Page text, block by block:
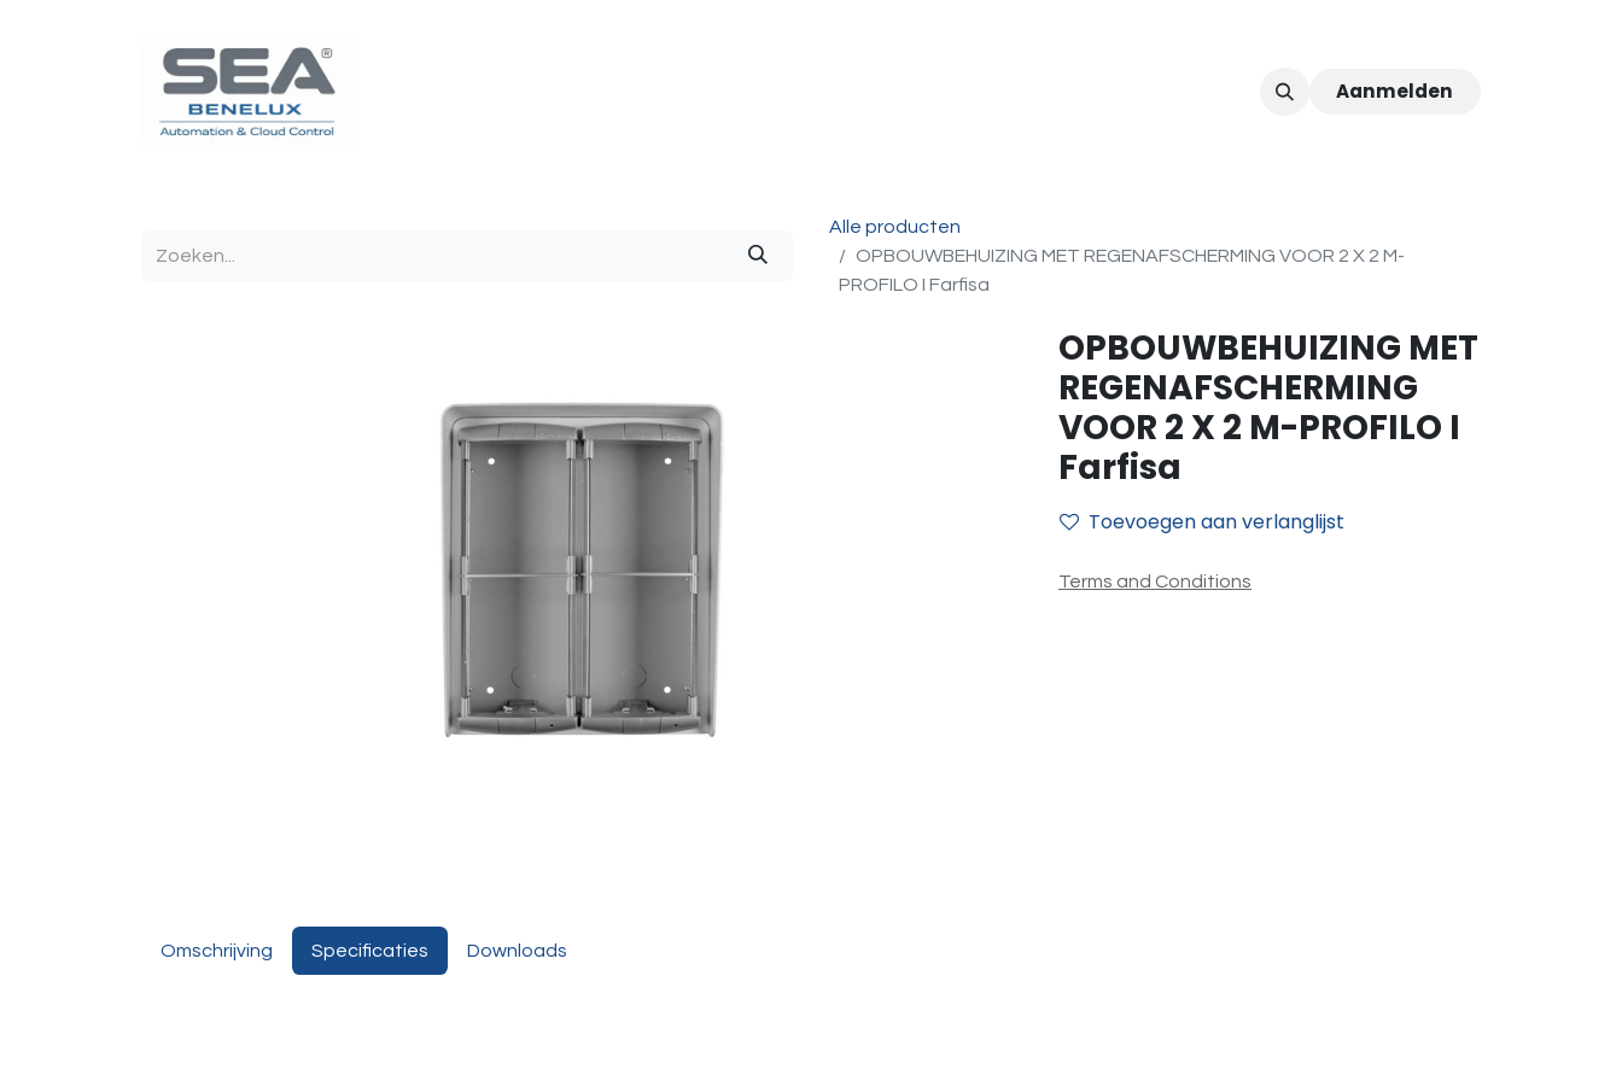
Poortautomatisatie Toegangscontrole Aanmelden
Alle producten
OPBOUWBEHUIZING MET REGENAFSCHERMING VOOR 2 X 2 M-
PROFILO I Farfisa
OPBOUWBEHUIZING MET
REGENAFSCHERMING
VOOR 2 X 2 M-PROFILO I
Farfisa
Toevoegen aan verlanglijst
Terms and Conditions
Omschrijving Specificaties Downloads